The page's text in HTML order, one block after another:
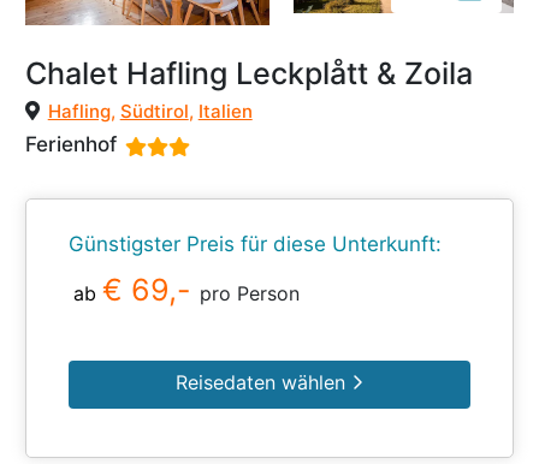
Chalet Hafling Leckplått & Zoila
Hafling, Südtirol, Italien
Ferienhof
Günstigster Preis für diese Unterkunft:
ab € 69,- pro Person
Reisedaten wählen